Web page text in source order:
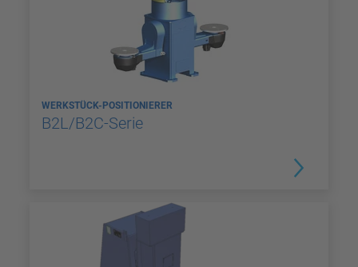
WERKSTÜCK-POSITIONIERER
B2L/B2C-Serie